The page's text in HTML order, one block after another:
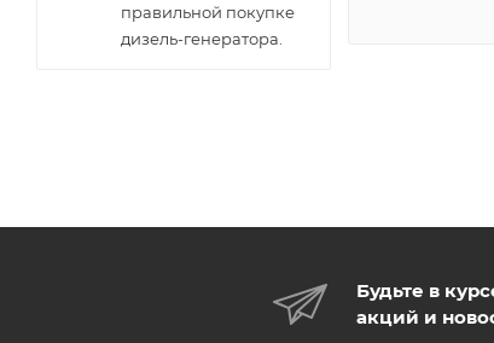
правильной покупке
дизель-генератора.
Будьте в
акций и